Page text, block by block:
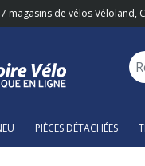
magasins de vélos Véloland,
PIÈCES DÉTACHÉES